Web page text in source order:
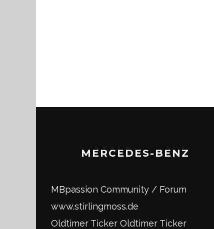
MERCEDES-BENZ
MBpassion Community / Forum
www.stirlingmoss.de
Oldtimer Ticker Oldtimer Ticker